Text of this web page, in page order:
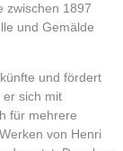
zwischen 1897
und Gemälde
und fördert
er sich mit
für mehrere
von Henri